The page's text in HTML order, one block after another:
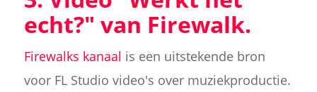
echt?" van Firewalk.
Firewalks kanaal is een uitstekende bron
voor FL Studio video's over muziekproductie.